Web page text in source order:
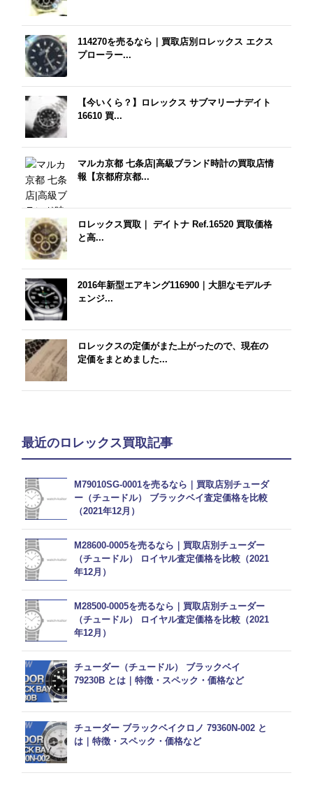
114270を売るなら｜買取店別ロレックス エクス
プローラー...
【今いくら？】ロレックス サブマリーナデイト
16610 買...
マルカ京都 七条店|高級ブランド時計の買取店情
報【京都府京都...
ロレックス買取｜ デイトナ Ref.16520 買取価格
と高...
2016年新型エアキング116900｜大胆なモデルチ
ェンジ...
ロレックスの定価がまた上がったので、現在の
定価をまとめました...
最近のロレックス買取記事
M79010SG-0001を売るなら｜買取店別チューダ
ー（チュードル） ブラックベイ査定価格を比較
（2021年12月）
M28600-0005を売るなら｜買取店別チューダー
（チュードル） ロイヤル査定価格を比較（2021
年12月）
M28500-0005を売るなら｜買取店別チューダー
（チュードル） ロイヤル査定価格を比較（2021
年12月）
チューダー（チュードル） ブラックベイ
79230B とは｜特徴・スペック・価格など
チューダー ブラックベイクロノ 79360N-002 と
は｜特徴・スペック・価格など